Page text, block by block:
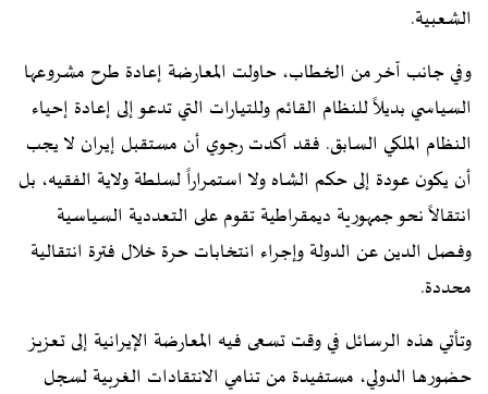
الشعبية.
وفي جانب آخر من الخطاب، حاولت المعارضة إعادة طرح مشروعها
السياسي بديلاً للنظام القائم وللتيارات التي تدعو إلى إعادة إحياء
النظام الملكي السابق. فقد أكدت رجوي أن مستقبل إيران لا يجب
أن يكون عودة إلى حكم الشاه ولا استمراراً لسلطة ولاية الفقيه، بل
انتقالاً نحو جمهورية ديمقراطية تقوم على التعددية السياسية
وفصل الدين عن الدولة وإجراء انتخابات حرة خلال فترة انتقالية
محددة.
وتأتي هذه الرسائل في وقت تسعى فيه المعارضة الإيرانية إلى تعزيز
حضورها الدولي، مستفيدة من تنامي الانتقادات الغربية لسجل